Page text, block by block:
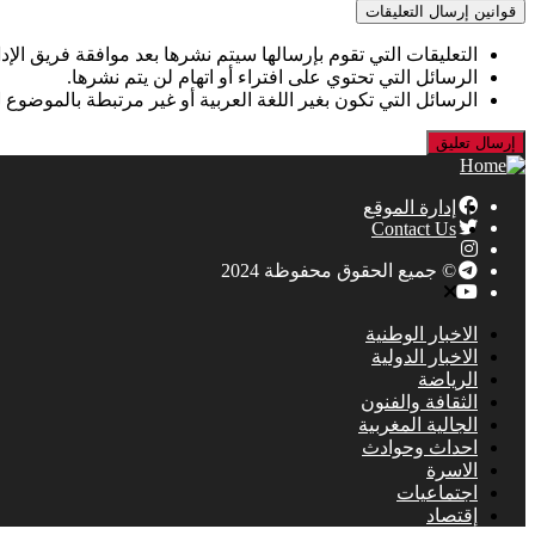
قوانين إرسال التعليقات
التعليقات التي تقوم بإرسالها سيتم نشرها بعد موافقة فريق
الرسائل التي تحتوي على افتراء أو اتهام لن يتم نشرها.
الرسائل التي تكون بغير اللغة العربية أو غير مرتبطة
إدارة الموقع
Contact Us
© جميع الحقوق محفوظة 2024
الاخبار الوطنية
الاخبار الدولية
الرياضة
الثقافة والفنون
الجالية المغربية
احداث وحوادث
الاسرة
اجتماعيات
إقتصاد